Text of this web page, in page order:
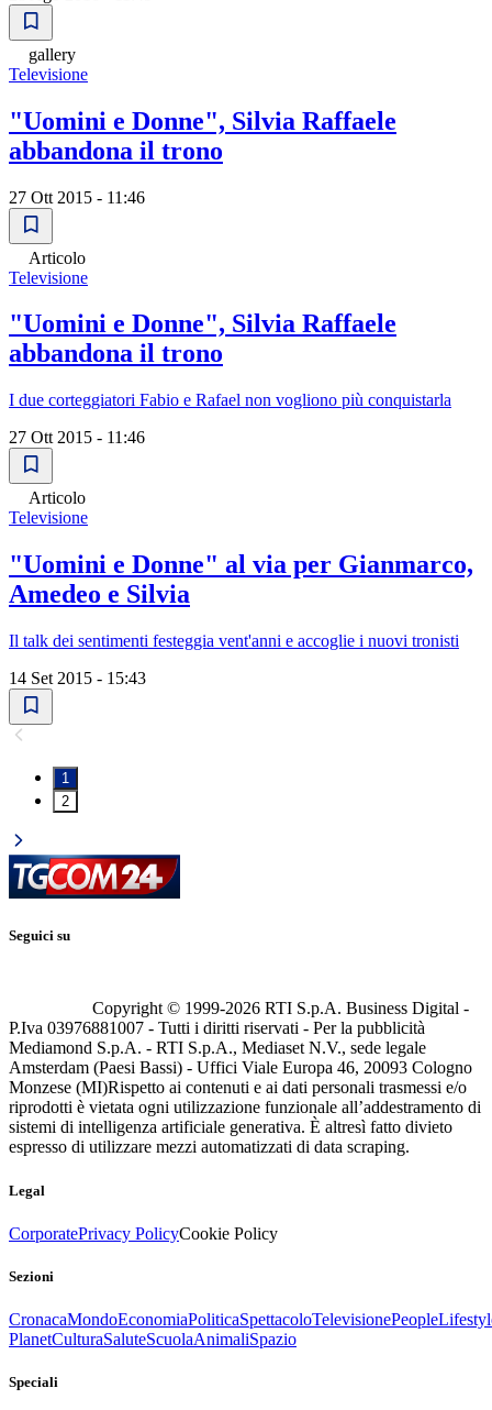
gallery
Televisione
"Uomini e Donne", Silvia Raffaele
abbandona il trono
27 Ott 2015 - 11:46
Articolo
Televisione
"Uomini e Donne", Silvia Raffaele
abbandona il trono
I due corteggiatori Fabio e Rafael non vogliono più conquistarla
27 Ott 2015 - 11:46
Articolo
Televisione
"Uomini e Donne" al via per Gianmarco,
Amedeo e Silvia
Il talk dei sentimenti festeggia vent'anni e accoglie i nuovi tronisti
14 Set 2015 - 15:43
1
2
Seguici su
Copyright © 1999-2026 RTI S.p.A. Business Digital -
P.Iva 03976881007 - Tutti i diritti riservati - Per la pubblicità
Mediamond S.p.A. - RTI S.p.A., Mediaset N.V., sede legale
Amsterdam (Paesi Bassi) - Uffici Viale Europa 46, 20093 Cologno
Monzese (MI)Rispetto ai contenuti e ai dati personali trasmessi e/o
riprodotti è vietata ogni utilizzazione funzionale all’addestramento di
sistemi di intelligenza artificiale generativa. È altresì fatto divieto
espresso di utilizzare mezzi automatizzati di data scraping.
Legal
CorporatePrivacy PolicyCookie Policy
Sezioni
CronacaMondoEconomiaPoliticaSpettacoloTelevisionePeople
PlanetCulturaSaluteScuolaAnimaliSpazio
Speciali